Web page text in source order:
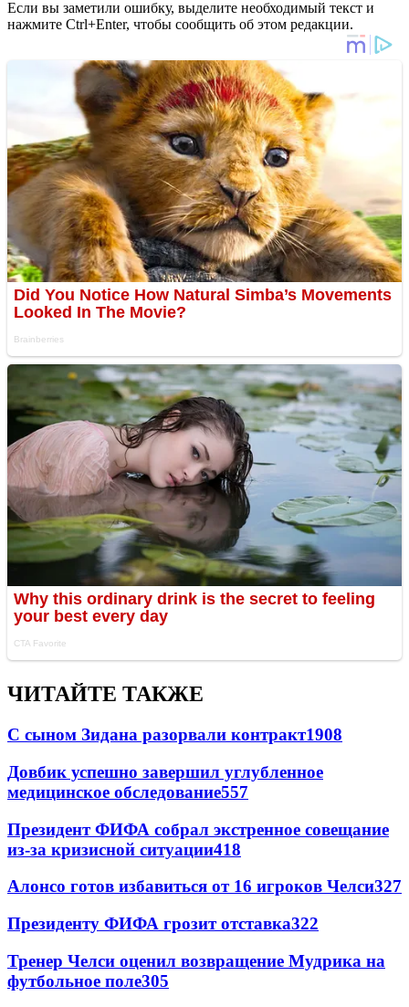
Если вы заметили ошибку, выделите необходимый текст и
нажмите Ctrl+Enter, чтобы сообщить об этом редакции.
ЧИТАЙТЕ ТАКЖЕ
С сыном Зидана разорвали контракт1908
Довбик успешно завершил углубленное
медицинское обследование557
Президент ФИФА собрал экстренное совещание
из-за кризисной ситуации418
Алонсо готов избавиться от 16 игроков Челси327
Президенту ФИФА грозит отставка322
Тренер Челси оценил возвращение Мудрика на
футбольное поле305